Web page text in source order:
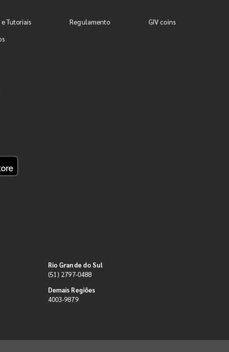
e Tutoriais Regulamento
GIV coins
Rio Grande do Sul
(51) 2797-0488
Demais Regiões
4003-9879